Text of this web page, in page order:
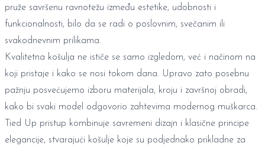
pruže savršenu ravnotežu između estetike, udobnosti i
funkcionalnosti, bilo da se radi o poslovnim, svečanim ili
svakodnevnim prilikama.
Kvalitetna košulja ne ističe se samo izgledom, već i načinom na
koji pristaje i kako se nosi tokom dana. Upravo zato posebnu
pažnju posvećujemo izboru materijala, kroju i završnoj obradi,
kako bi svaki model odgovorio zahtevima modernog muškarca.
Tied Up pristup kombinuje savremeni dizajn i klasične principe
elegancije, stvarajući košulje koje su podjednako prikladne za